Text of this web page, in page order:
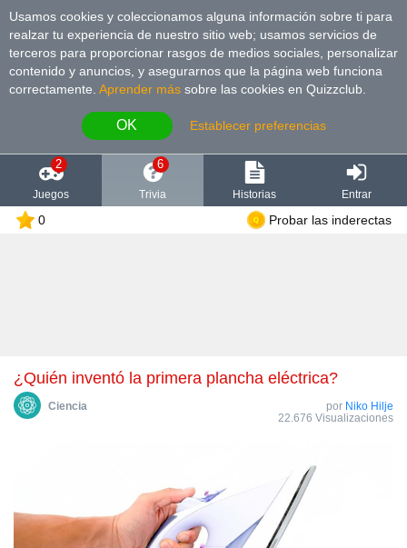
Usamos cookies y coleccionamos alguna información sobre ti para
realzar tu experiencia de nuestro sitio web; usamos servicios de
terceros para proporcionar rasgos de medios sociales, personalizar
contenido y anuncios, y asegurarnos que la página web funciona
correctamente. Aprender más sobre las cookies en Quizzclub.
OK Establecer preferencias
2
Juegos
6
Trivia Historias Entrar
0 Probar las inderectas
¿Quién inventó la primera plancha eléctrica?
Сiencia por Niko Hilje
22.676 Visualizaciones